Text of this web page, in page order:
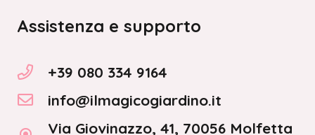
Assistenza e supporto
+39 080 334 9164
info@ilmagicogiardino.it
Via Giovinazzo, 41, 70056 Molfetta